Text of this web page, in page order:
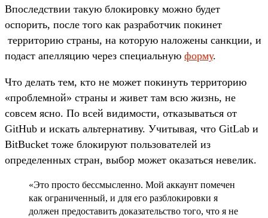
Впоследствии такую блокировку можно будет
оспорить, после того как разработчик покинет
территорию страны, на которую наложены санкции, и
подаст апелляцию через специальную форму.
Что делать тем, кто не может покинуть территорию
«проблемной» страны и живет там всю жизнь, не
совсем ясно. По всей видимости, отказываться от
GitHub и искать альтернативу. Учитывая, что GitLab и
BitBucket тоже блокируют пользователей из
определенных стран, выбор может оказаться невелик.
«Это просто бессмысленно. Мой аккаунт помечен
как ограниченный, и для его разблокировки я
должен предоставить доказательство того, что я не